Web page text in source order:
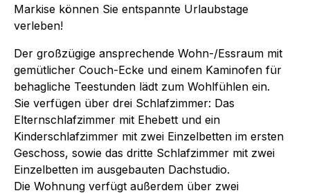
Markise können Sie entspannte Urlaubstage
verleben!
Der großzügige ansprechende Wohn-/Essraum mit
gemütlicher Couch-Ecke und einem Kaminofen für
behagliche Teestunden lädt zum Wohlfühlen ein.
Sie verfügen über drei Schlafzimmer: Das
Elternschlafzimmer mit Ehebett und ein
Kinderschlafzimmer mit zwei Einzelbetten im ersten
Geschoss, sowie das dritte Schlafzimmer mit zwei
Einzelbetten im ausgebauten Dachstudio.
Die Wohnung verfügt außerdem über zwei